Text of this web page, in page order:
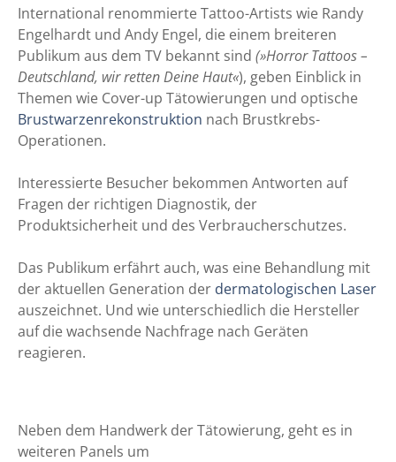
International renommierte Tattoo-Artists wie Randy
Engelhardt und Andy Engel, die einem breiteren
Publikum aus dem TV bekannt sind (»Horror Tattoos –
Deutschland, wir retten Deine Haut«), geben Einblick in
Themen wie Cover-up Tätowierungen und optische
Brustwarzenrekonstruktion nach Brustkrebs-
Operationen.
Interessierte Besucher bekommen Antworten auf
Fragen der richtigen Diagnostik, der
Produktsicherheit und des Verbraucherschutzes.
Das Publikum erfährt auch, was eine Behandlung mit
der aktuellen Generation der dermatologischen Laser
auszeichnet. Und wie unterschiedlich die Hersteller
auf die wachsende Nachfrage nach Geräten
reagieren.
Neben dem Handwerk der Tätowierung, geht es in
weiteren Panels um